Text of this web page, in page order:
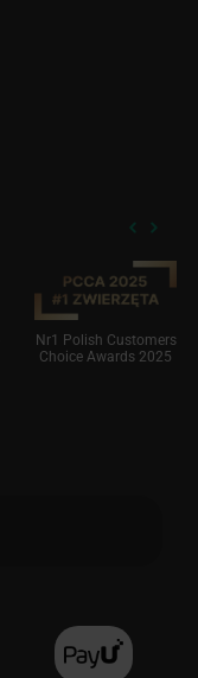
Nr1 Polish Customers
Choice Awards 2025